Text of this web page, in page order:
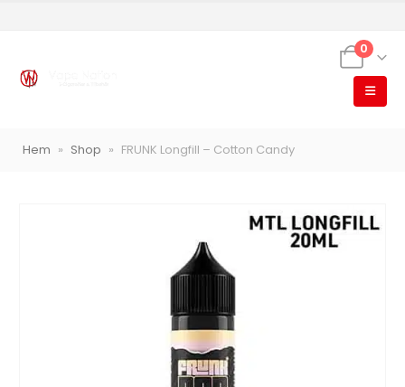
0
Hem » Shop » FRUNK Longfill – Cotton Candy
VapeNation
Populära engångsvapes Hjälp mig välja